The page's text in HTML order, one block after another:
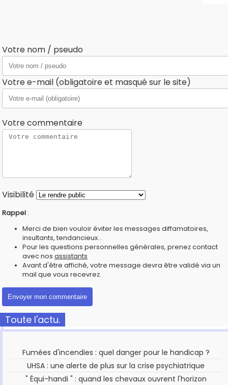
Votre nom / pseudo
Votre e-mail (obligatoire et masqué sur le site)
Votre commentaire
Visibilité
Rappel :
Merci de bien vouloir éviter les messages diffamatoires,
insultants, tendancieux...
Pour les questions personnelles générales, prenez contact
avec nos assistants
Avant d'être affiché, votre message devra être validé via un
mail que vous recevrez.
Toute l'actu.
Fumées d'incendies : quel danger pour le handicap ?
UHSA : une alerte de plus sur la crise psychiatrique
" Équi-handi " : quand les chevaux ouvrent l'horizon